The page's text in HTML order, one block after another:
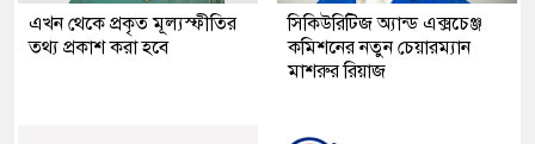
এখন থেকে প্রকৃত মূল্যস্ফীতির
তথ্য প্রকাশ করা হবে
সিকিউরিটিজ অ্যান্ড এক্সচেঞ্জ
কমিশনের নতুন চেয়ারম্যান
মাশরুর রিয়াজ